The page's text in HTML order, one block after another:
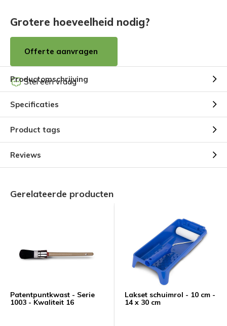
Grotere hoeveelheid nodig?
Offerte aanvragen
Stel een vraag
Productomschrijving
Specificaties
Product tags
Reviews
Gerelateerde producten
Patentpuntkwast - Serie
1003 - Kwaliteit 16
Lakset schuimrol - 10 cm -
14 x 30 cm